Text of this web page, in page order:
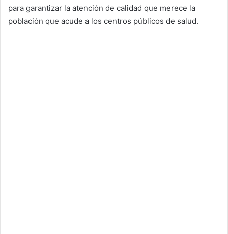
para garantizar la atención de calidad que merece la
población que acude a los centros públicos de salud.